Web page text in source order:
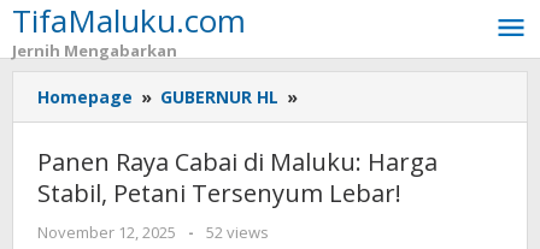
Lewati
ke
konten
TifaMaluku.com
Jernih Mengabarkan
Homepage » GUBERNUR HL »
Raya
Cabai
di
Maluku:
Panen Raya Cabai di Maluku: Harga
Stabil, Petani Tersenyum Lebar!
November 12, 2025
oleh
-
52 views